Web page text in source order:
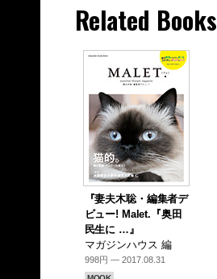
Related Books
『妻夫木聡・編集者デ
ビュー! Malet.『奥田
民生に …』
マガジンハウス 編
998円 — 2017.08.31